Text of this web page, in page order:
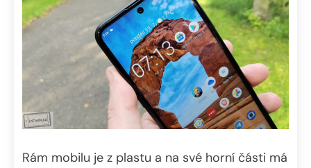
Rám mobilu je z plastu a na své horní části má